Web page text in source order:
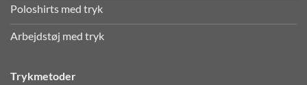
Poloshirts med tryk
Arbejdstøj med tryk
Trykmetoder